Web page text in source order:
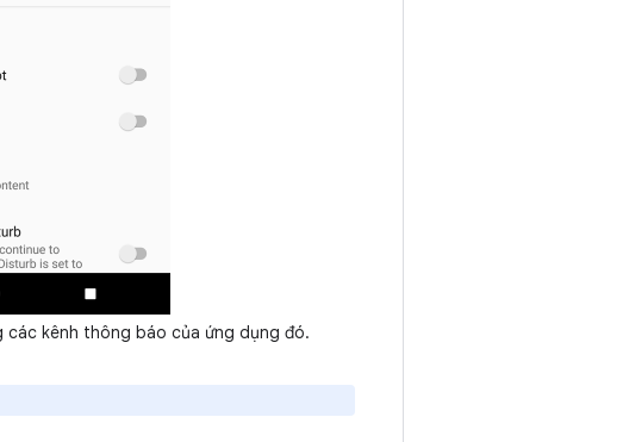
kênh thông báo của ứng dụng đó.